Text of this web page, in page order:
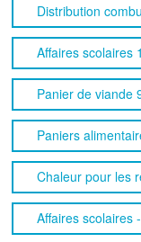
Distribution
Affaires scolaires
Panier de viande
Paniers
Chaleur pour les
Affaires scolaires